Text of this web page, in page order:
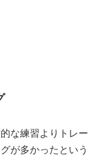
な練習よりトレー
が多かったという